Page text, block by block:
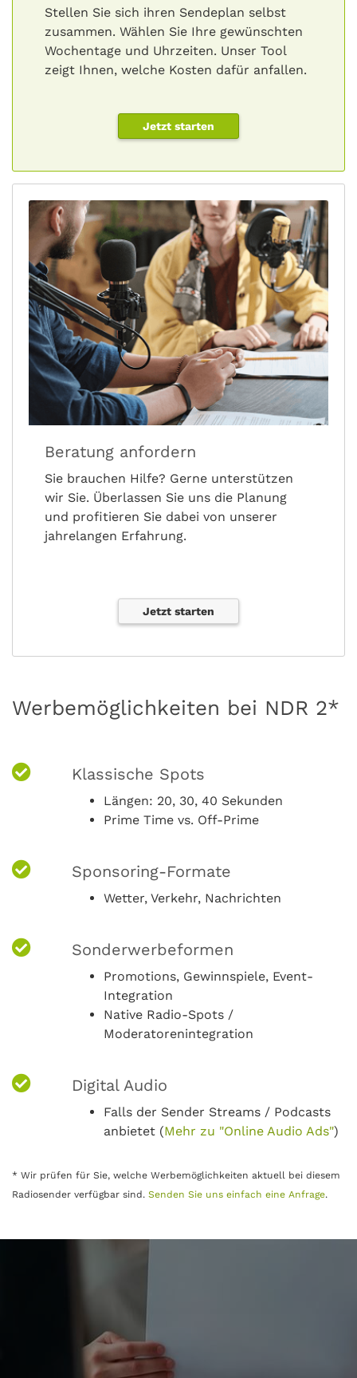
Stellen Sie sich ihren Sendeplan selbst
zusammen. Wählen Sie Ihre gewünschten
Wochentage und Uhrzeiten. Unser Tool
zeigt Ihnen, welche Kosten dafür anfallen.
Jetzt starten
Beratung anfordern
Sie brauchen Hilfe? Gerne unterstützen
wir Sie. Überlassen Sie uns die Planung
und profitieren Sie dabei von unserer
jahrelangen Erfahrung.
Jetzt starten
Werbemöglichkeiten bei NDR 2*
Klassische Spots
Längen: 20, 30, 40 Sekunden
Prime Time vs. Off-Prime
Sponsoring-Formate
Wetter, Verkehr, Nachrichten
Sonderwerbeformen
Promotions, Gewinnspiele, Event-
Integration
Native Radio-Spots /
Moderatorenintegration
Digital Audio
Falls der Sender Streams / Podcasts
anbietet (Mehr zu "Online Audio Ads")
* Wir prüfen für Sie, welche Werbemöglichkeiten aktuell bei diesem
Radiosender verfügbar sind. Senden Sie uns einfach eine Anfrage.